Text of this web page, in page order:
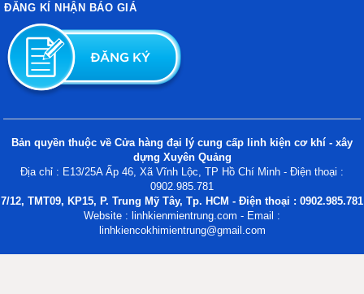
ĐĂNG KÍ NHẬN BÁO GIÁ
Bản quyền thuộc về Cửa hàng đại lý cung cấp linh kiện cơ khí - xây
dựng Xuyên Quảng
Địa chỉ : E13/25A Ấp 46, Xã Vĩnh Lộc, TP Hồ Chí Minh - Điện thoại :
0902.985.781
7/12, TMT09, KP15, P. Trung Mỹ Tây, Tp. HCM - Điện thoại : 0902.985.781
Website : linhkienmientrung.com - Email :
linhkiencokhimientrung@gmail.com